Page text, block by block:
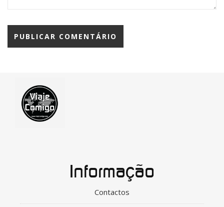
Informação
Contactos